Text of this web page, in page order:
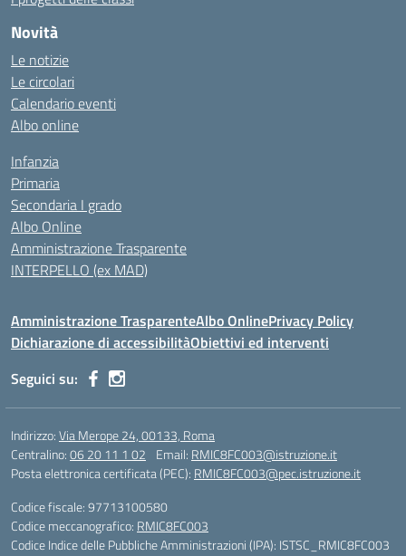
Novità
Le notizie
Le circolari
Calendario eventi
Albo online
Infanzia
Primaria
Secondaria I grado
Albo Online
Amministrazione Trasparente
INTERPELLO (ex MAD)
Amministrazione TrasparenteAlbo OnlinePrivacy Policy
Dichiarazione di accessibilitàObiettivi ed interventi
Seguici su:
Indirizzo:Via Merope 24, 00133, Roma
Centralino:06 20 11 1 02 Email: RMIC8FC003@istruzione.it
Posta elettronica certificata (PEC): RMIC8FC003@pec.istruzione.it
Codice fiscale: 97713100580
Codice meccanografico: RMIC8FC003
Codice Indice delle Pubbliche Amministrazioni (IPA): ISTSC_RMIC8FC003